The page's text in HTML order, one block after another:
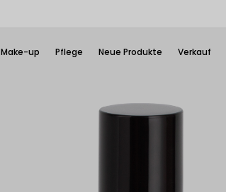
Make-up Pflege Neue Produkte Verkauf